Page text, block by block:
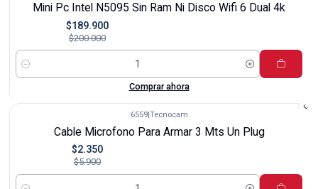
Mini Pc Intel N5095 Sin Ram Ni Disco Wifi 6 Dual 4k
$189.900
$200.000
Cantidad
Comprar ahora
6559| Tecnocam
Cable Microfono Para Armar 3 Mts Un Plug
$2.350
$5.900